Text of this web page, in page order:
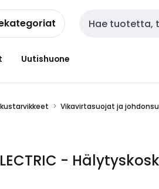
Haku
Uutishuone
Vikavirtasuojat ja
-